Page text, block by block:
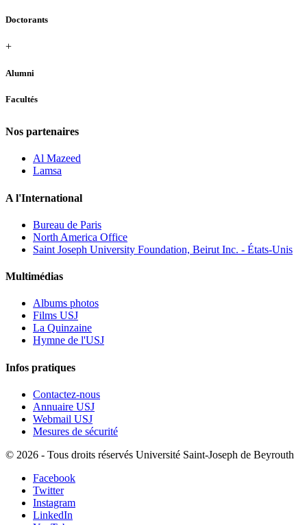
Doctorants
+
Alumni
Facultés
Nos partenaires
Al Mazeed
Lamsa
A l'International
Bureau de Paris
North America Office
Saint Joseph University Foundation, Beirut Inc. - États-Unis
Multimédias
Albums photos
Films USJ
La Quinzaine
Hymne de l'USJ
Infos pratiques
Contactez-nous
Annuaire USJ
Webmail USJ
Mesures de sécurité
© 2026 - Tous droits réservés Université Saint-Joseph de Beyrouth
Facebook
Twitter
Instagram
LinkedIn